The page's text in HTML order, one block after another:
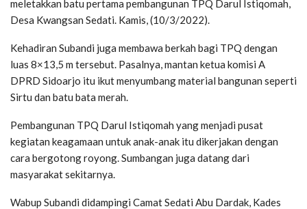
meletakkan batu pertama pembangunan TPQ Darul Istiqomah,
Desa Kwangsan Sedati. Kamis, (10/3/2022).
Kehadiran Subandi juga membawa berkah bagi TPQ dengan
luas 8×13,5 m tersebut. Pasalnya, mantan ketua komisi A
DPRD Sidoarjo itu ikut menyumbang material bangunan seperti
Sirtu dan batu bata merah.
Pembangunan TPQ Darul Istiqomah yang menjadi pusat
kegiatan keagamaan untuk anak-anak itu dikerjakan dengan
cara bergotong royong. Sumbangan juga datang dari
masyarakat sekitarnya.
Wabup Subandi didampingi Camat Sedati Abu Dardak, Kades